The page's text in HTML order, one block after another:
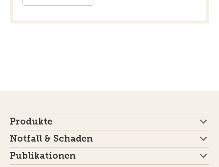
Produkte
Notfall & Schaden
Publikationen